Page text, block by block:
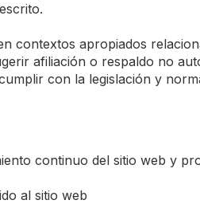
contextos apropiados
afiliación o respaldo no
con la legislación y
continuo del sitio web y
al sitio web